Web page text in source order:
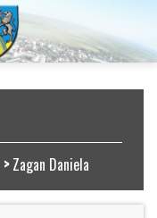
>Zagan Daniela